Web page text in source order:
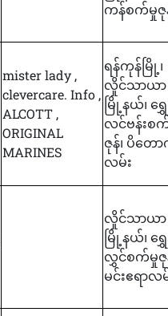
ကန်စက်မှုဇု
mister lady ,
clevercare. Info ,
ALCOTT ,
ORIGINAL
MARINES
ရန်ကုန်မြို့၊
လှိုင်သာယာ
မြို့နယ်၊ ရွှေ
လင်ဗန်းစ
ဇုန်၊ ပိတေ
လမ်း
လှိုင်သာယာ
မြို့နယ်၊ ရွှ
လွှင်စက်မှုဇု
မင်းဧရာလ